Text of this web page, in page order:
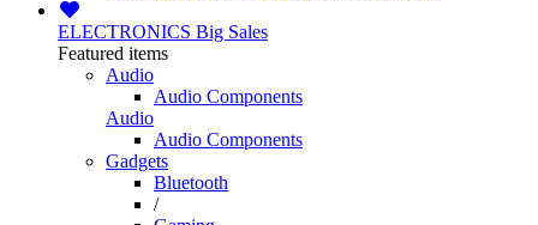
ELECTRONICS Big Sales
Featured items
Audio
Audio Components
Audio
Audio Components
Gadgets
Bluetooth
/